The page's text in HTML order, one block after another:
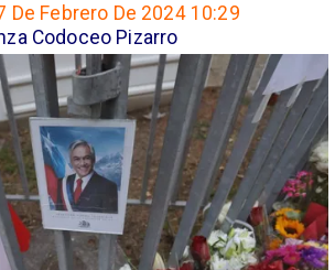
De Febrero De 2024 10:29
Codoceo Pizarro